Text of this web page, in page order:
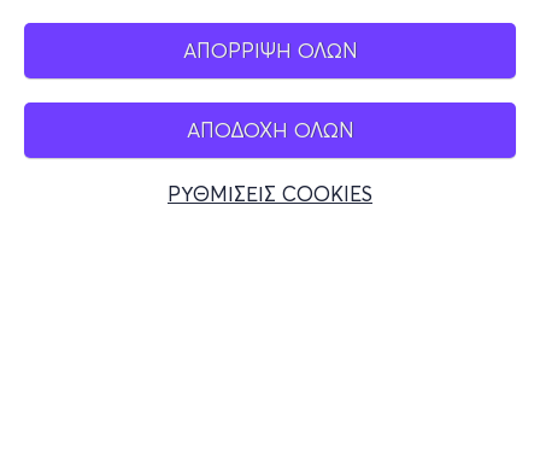
ΑΠΟΡΡΙΨΗ ΟΛΩΝ
ΑΠΟΔΟΧΗ ΟΛΩΝ
ΡΥΘΜΙΣΕΙΣ COOKIES
Mobile app